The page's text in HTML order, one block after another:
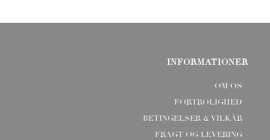
INFORMATIONER
OM OS
FORTROLIGHED
BETINGELSER & VILKÅR
FRAGT OG LEVERING